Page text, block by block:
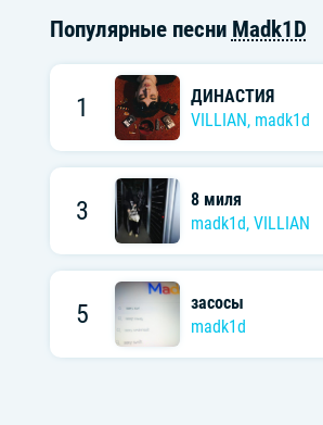
Популярные песни Madk1D
1
ДИНАСТИЯ
VILLIAN, madk1d
3
8 миля
madk1d, VILLIAN
5
засосы
madk1d